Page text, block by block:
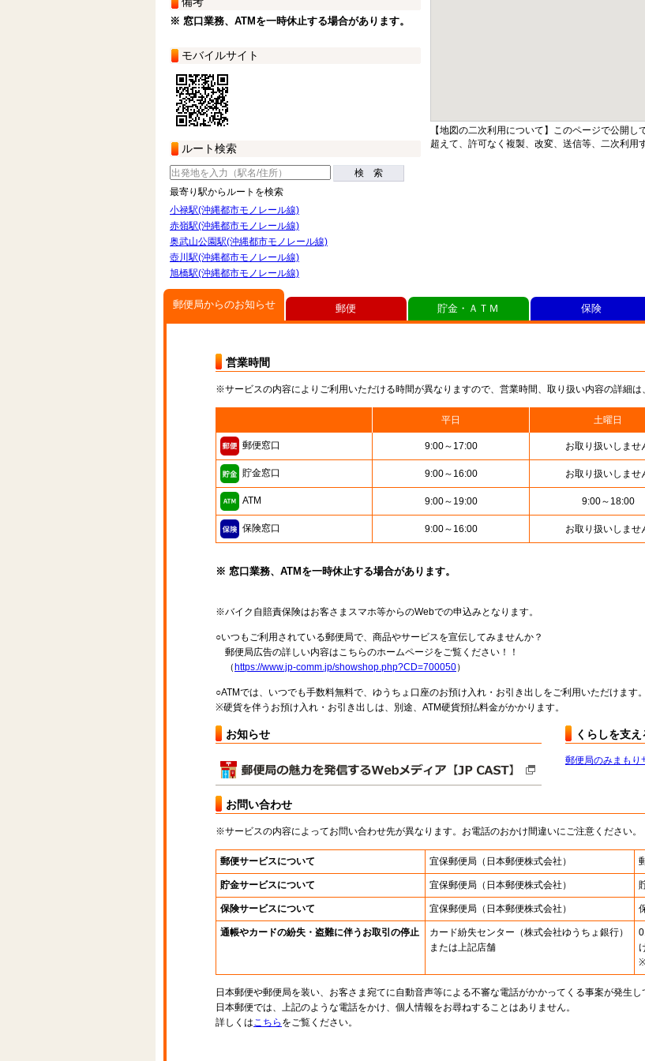
※ 窓口業務、ATMを一時休止する場合があります。
モバイルサイト
ルート検索
検 索
最寄り駅からルートを検索
小禄駅(沖縄都市モノレール線)
赤嶺駅(沖縄都市モノレール線)
奥武山公園駅(沖縄都市モノレール線)
壺川駅(沖縄都市モノレール線)
旭橋駅(沖縄都市モノレール線)
【地図の二次利用について】このページで公開
超えて、許可なく複製、改変、送信等、二次利用
郵便局からのお知らせ
営業時間
※サービスの内容によりご利用いただける時間が異なりますので、営業時間、取り扱い内容の詳細は
平日 土曜日
郵便窓口 9:00～17:00 お取り扱いしませ
貯金窓口 9:00～16:00 お取り扱いしませ
ATM 9:00～19:00 9:00～18:00
保険窓口 9:00～16:00 お取り扱いしませ
※ 窓口業務、ATMを一時休止する場合があります。
※バイク自賠責保険はお客さまスマホ等からのWebでの申込みとなります。
○いつもご利用されている郵便局で、商品やサービスを宣伝してみませんか？
郵便局広告の詳しい内容はこちらのホームページをご覧ください！！
（ https://www.jp-comm.jp/showshop.php?CD=700050）
○ATMでは、いつでも手数料無料で、ゆうちょ口座のお預け入れ・お引き出しをご利用いただけます。
※硬貨を伴うお預け入れ・お引き出しは、別途、ATM硬貨預払料金がかかります。
お知らせ くらしを支
郵便局のみまもり
お問い合わせ
※サービスの内容によってお問い合わせ先が異なります。お電話のおかけ間違いにご注意ください。
郵便サービスについて 宜保郵便局 （日本郵便株式会社）
貯金サービスについて 宜保郵便局 （日本郵便株式会社）
保険サービスについて 宜保郵便局 （日本郵便株式会社）
通帳やカードの紛失・盗難に伴うお取引の停止 カード紛失センター （株式会社ゆうちょ銀行）
または上記店舗
日本郵便や郵便局を装い、お客さま宛てに自動音声等による不審な電話がかかってくる事案が発生し
日本郵便では、上記のような電話をかけ、個人情報をお尋ねすることはありません。
詳しくはこちら をご覧ください。
郵便 貯金・ＡＴＭ 保険